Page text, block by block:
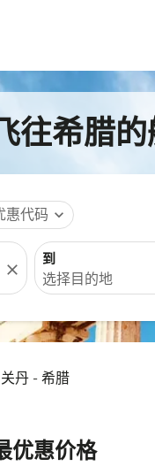
往希腊的
惠代码 expand_more
close
到
关丹 - 希腊
优惠价格